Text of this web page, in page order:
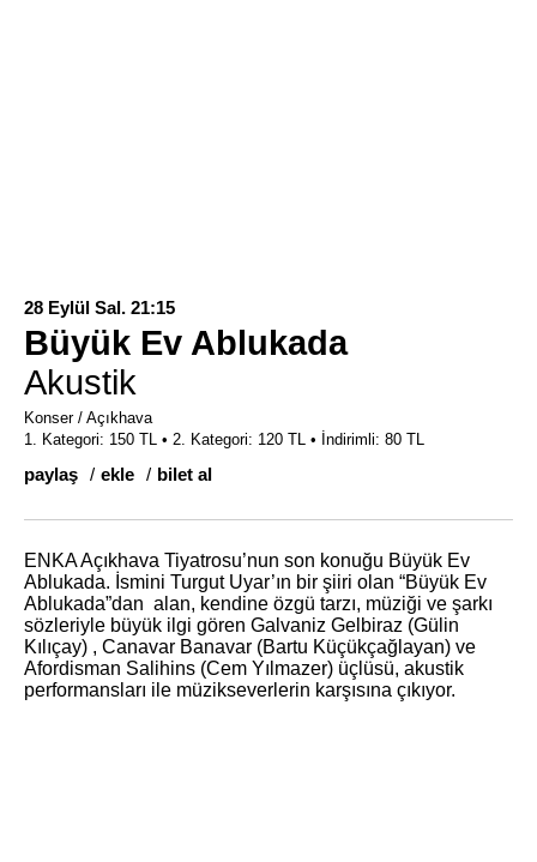
28 Eylül Sal. 21:15
Büyük Ev Ablukada
Akustik
Konser / Açıkhava
1. Kategori: 150 TL • 2. Kategori: 120 TL • İndirimli: 80 TL
paylaş ekle bilet al
ENKA Açıkhava Tiyatrosu’nun son konuğu Büyük Ev
Ablukada. İsmini Turgut Uyar’ın bir şiiri olan “Büyük Ev
Ablukada”dan alan, kendine özgü tarzı, müziği ve şarkı
sözleriyle büyük ilgi gören Galvaniz Gelbiraz (Gülin
Kılıçay) , Canavar Banavar (Bartu Küçükçağlayan) ve
Afordisman Salihins (Cem Yılmazer) üçlüsü, akustik
performansları ile müzikseverlerin karşısına çıkıyor.